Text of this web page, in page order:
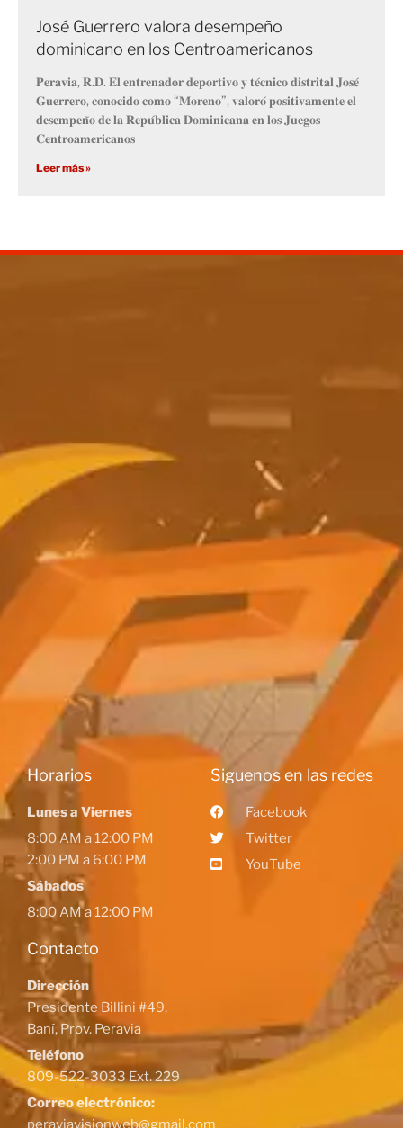
José Guerrero valora desempeño
dominicano en los Centroamericanos
𝐏𝐞𝐫𝐚𝐯𝐢𝐚, 𝐑.𝐃. 𝐄𝐥 𝐞𝐧𝐭𝐫𝐞𝐧𝐚𝐝𝐨𝐫 𝐝𝐞𝐩𝐨𝐫𝐭𝐢𝐯𝐨 𝐲 𝐭𝐞́𝐜𝐧𝐢𝐜𝐨 𝐝𝐢𝐬𝐭𝐫𝐢𝐭𝐚𝐥 𝐉𝐨𝐬𝐞́
𝐆𝐮𝐞𝐫𝐫𝐞𝐫𝐨, 𝐜𝐨𝐧𝐨𝐜𝐢𝐝𝐨 𝐜𝐨𝐦𝐨 “𝐌𝐨𝐫𝐞𝐧𝐨”, 𝐯𝐚𝐥𝐨𝐫𝐨́ 𝐩𝐨𝐬𝐢𝐭𝐢𝐯𝐚𝐦𝐞𝐧𝐭𝐞 𝐞𝐥
𝐝𝐞𝐬𝐞𝐦𝐩𝐞𝐧̃𝐨 𝐝𝐞 𝐥𝐚 𝐑𝐞𝐩𝐮́𝐛𝐥𝐢𝐜𝐚 𝐃𝐨𝐦𝐢𝐧𝐢𝐜𝐚𝐧𝐚 𝐞𝐧 𝐥𝐨𝐬 𝐉𝐮𝐞𝐠𝐨𝐬
𝐂𝐞𝐧𝐭𝐫𝐨𝐚𝐦𝐞𝐫𝐢𝐜𝐚𝐧𝐨𝐬
Leer más »
Horarios
Lunes a Viernes
8:00 AM a 12:00 PM
2:00 PM a 6:00 PM
Sábados
8:00 AM a 12:00 PM
Contacto
Dirección
Presidente Billini #49,
Baní, Prov. Peravia
Teléfono
809-522-3033 Ext. 229
Correo electrónico:
peraviavisionweb@gmail.com
Siguenos en las redes
Facebook
Twitter
YouTube